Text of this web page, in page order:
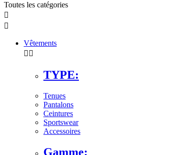
Toutes les catégories


Vêtements
 
TYPE:
Tenues
Pantalons
Ceintures
Sportswear
Accessoires
Gamme: